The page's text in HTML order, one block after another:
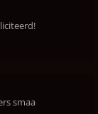
smaa